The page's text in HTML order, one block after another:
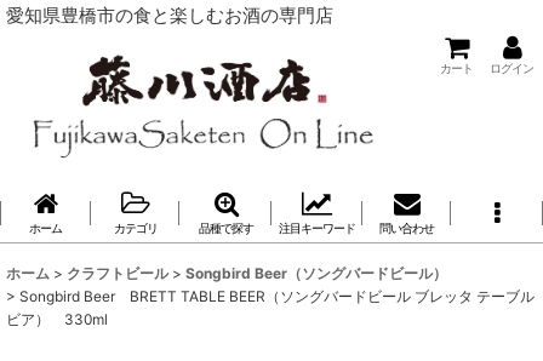
愛知県豊橋市の食と楽しむお酒の専門店
カート ログイン
ホーム カテゴリ 品種で探す 注目キーワード 問い合わせ
ホーム > クラフトビール > Songbird Beer（ソングバードビール）
> Songbird Beer BRETT TABLE BEER（ソングバードビール ブレッタ テーブル
ビア） 330ml